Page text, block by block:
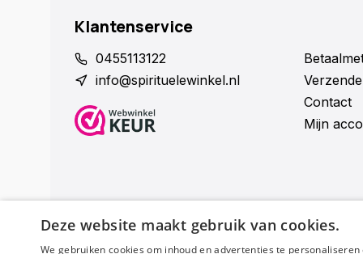
Klantenservice
0455113122
info@spirituelewinkel.nl
Contact
Mijn
Deze website maakt gebruik van cookies.
We gebruiken cookies om inhoud en advertenties te